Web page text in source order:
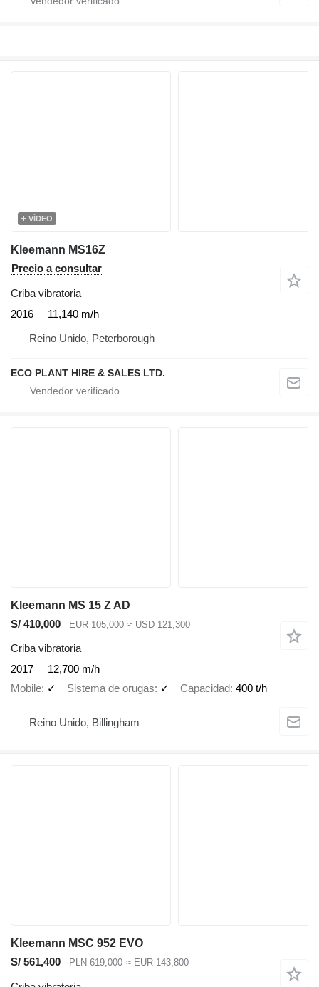
VÍDEO
Kleemann MS16Z
Precio a consultar
Criba vibratoria
2016
11,140 m/h
Reino Unido, Peterborough
ECO PLANT HIRE & SALES LTD.
Kleemann MS 15 Z AD
S/ 410,000
EUR 105,000 ≈ USD 121,300
Criba vibratoria
2017
12,700 m/h
Mobile ✓ Sistema de orugas ✓ Capacidad 400 t/h
Reino Unido, Billingham
Kleemann MSC 952 EVO
S/ 561,400
PLN 619,000 ≈ EUR 143,800